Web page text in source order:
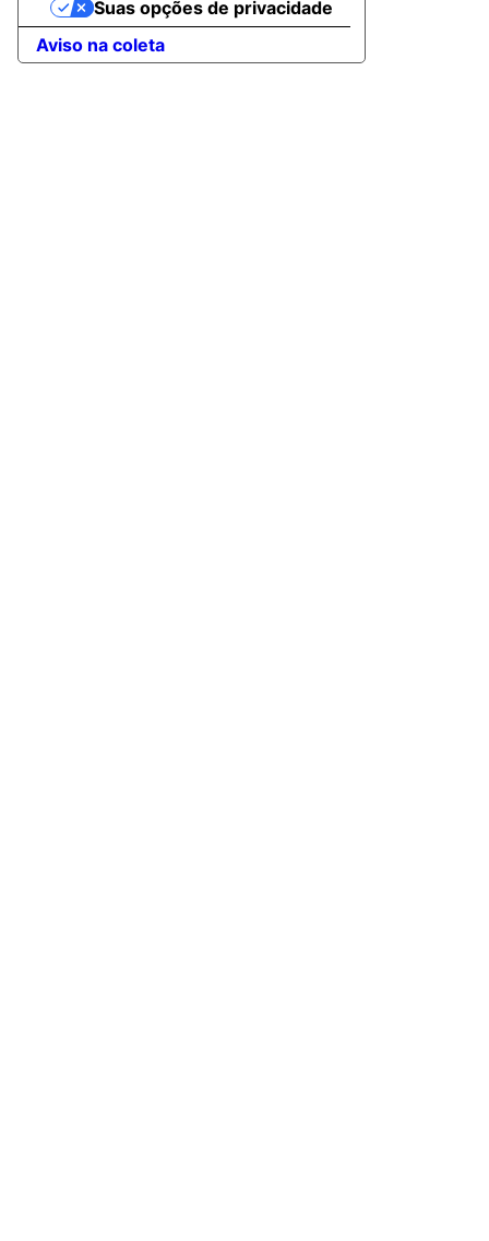
Aviso na coleta
Suas opções de privacidade